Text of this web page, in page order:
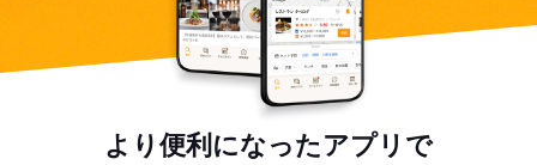
より便利になったアプリで